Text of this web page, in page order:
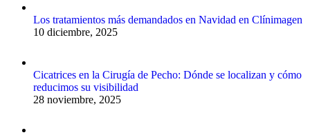
Los tratamientos más demandados en Navidad en Clínimagen
10 diciembre, 2025
Cicatrices en la Cirugía de Pecho: Dónde se localizan y cómo
reducimos su visibilidad
28 noviembre, 2025